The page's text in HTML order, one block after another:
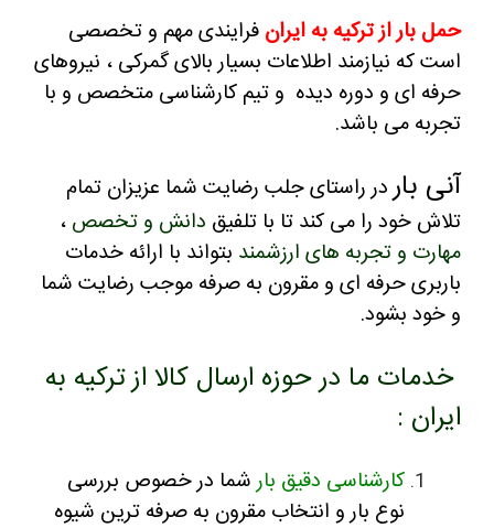
بار از ترکیه به ایران فرایندی مهم و تخصصی
که نیازمند اطلاعات بسیار بالای گمرکی ، نیروهای
ای و دوره دیده و تیم کارشناسی متخصص و با
می باشد.
باردر راستای جلب رضایت شما عزیزان تمام
خود را می کند تا با تلفیقدانش و تخصص،
و تجربه های ارزشمندبتواند با ارائه خدمات
حرفه ای و مقرون به صرفه موجب رضایت شما
خود بشود.
ما در حوزه ارسال کالا از ترکیه به
:
کارشناسی دقیق بارشما در خصوص بررسی
نوع بار و انتخاب مقرون به صرفه ترین شیوه